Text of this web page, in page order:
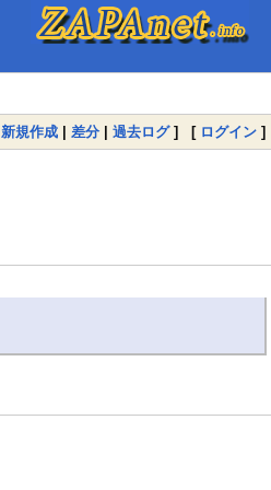
新規作成 | 差分 | 過去ログ] [ ログイン ]